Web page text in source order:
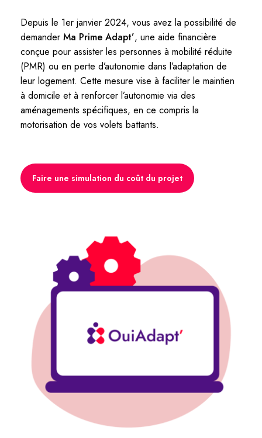
Depuis le 1er janvier 2024, vous avez la possibilité de
demander Ma Prime Adapt’, une aide financière
conçue pour assister les personnes à mobilité réduite
(PMR) ou en perte d’autonomie dans l’adaptation de
leur logement. Cette mesure vise à faciliter le maintien
à domicile et à renforcer l’autonomie via des
aménagements spécifiques, en ce compris la
motorisation de vos volets battants.
Faire une simulation du coût du projet